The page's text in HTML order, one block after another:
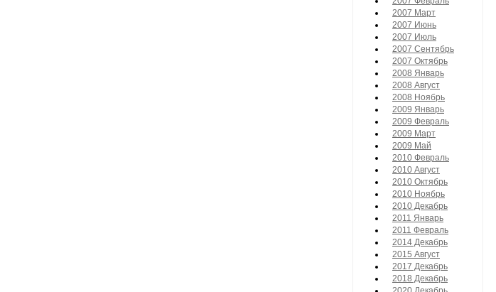
2007 Март
2007 Июнь
2007 Июль
2007 Сентябрь
2007 Октябрь
2008 Январь
2008 Август
2008 Ноябрь
2009 Январь
2009 Февраль
2009 Март
2009 Май
2010 Февраль
2010 Август
2010 Октябрь
2010 Ноябрь
2010 Декабрь
2011 Январь
2011 Февраль
2014 Декабрь
2015 Август
2017 Декабрь
2018 Декабрь